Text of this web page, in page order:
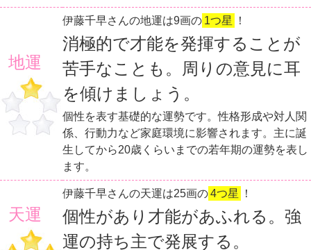
地運
伊藤千早さんの地運は9画の 1つ星 ！
消極的で才能を発揮することが
苦手なことも。周りの意見に耳
を傾けましょう。
個性を表す基礎的な運勢です。性格形成や対人関
係、行動力など家庭環境に影響されます。主に誕
生してから20歳くらいまでの若年期の運勢を表し
ます。
天運
伊藤千早さんの天運は25画の4つ星 ！
個性があり才能があふれる。強
運の持ち主で発展する。